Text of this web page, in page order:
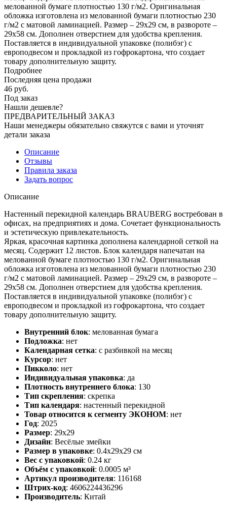
мелованной бумаге плотностью 130 г/м2. Оригинальная
обложка изготовлена из мелованной бумаги плотностью 230
г/м2 с матовой ламинацией. Размер – 29х29 см, в развороте –
29х58 см. Дополнен отверстием для удобства крепления.
Поставляется в индивидуальной упаковке (полибэг) с
европодвесом и прокладкой из гофрокартона, что создает
товару дополнительную защиту.
Подробнее
Последняя цена продажи
46 руб.
Под заказ
Нашли дешевле?
ПРЕДВАРИТЕЛЬНЫЙ ЗАКАЗ
Наши менеджеры обязательно свяжутся с вами и уточнят
детали заказа
Описание
Отзывы
Правила заказа
Задать вопрос
Описание
Настенный перекидной календарь BRAUBERG востребован в
офисах, на предприятиях и дома. Сочетает функциональность
и эстетическую привлекательность.
Яркая, красочная картинка дополнена календарной сеткой на
месяц. Содержит 12 листов. Блок календаря напечатан на
мелованной бумаге плотностью 130 г/м2. Оригинальная
обложка изготовлена из мелованной бумаги плотностью 230
г/м2 с матовой ламинацией. Размер – 29х29 см, в развороте –
29х58 см. Дополнен отверстием для удобства крепления.
Поставляется в индивидуальной упаковке (полибэг) с
европодвесом и прокладкой из гофрокартона, что создает
товару дополнительную защиту.
Внутренний блок: мелованная бумага
Подложка: нет
Календарная сетка: с разбивкой на месяц
Курсор: нет
Пикколо: нет
Индивидуальная упаковка: да
Плотность внутреннего блока: 130
Тип скрепления: скрепка
Тип календаря: настенный перекидной
Товар относится к сегменту ЭКОНОМ: нет
Год: 2025
Размер: 29х29
Дизайн: Весёлые змейки
Размер в упаковке: 0.4x29x29 см
Вес с упаковкой: 0.24 кг
Объём с упаковкой: 0.0005 м³
Артикул производителя: 116168
Штрих-код: 4606224436296
Производитель: Китай